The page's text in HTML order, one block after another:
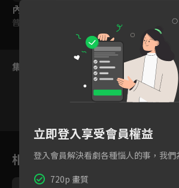
內容標籤
普遍級
集數列表
3 4 5
相關花絮
立即登入享受會員權益
登入會員解決看劇各種惱人的事，我們
720p 畫質